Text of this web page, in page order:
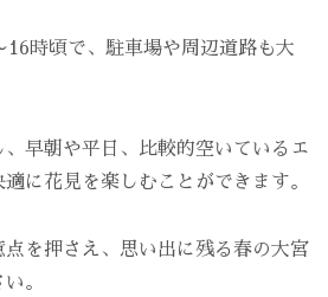
16時頃で、駐車場や周辺道路も大
早朝や平日、比較的空いているエ
に花見を楽しむことができます。
を押さえ、思い出に残る春の大宮
。